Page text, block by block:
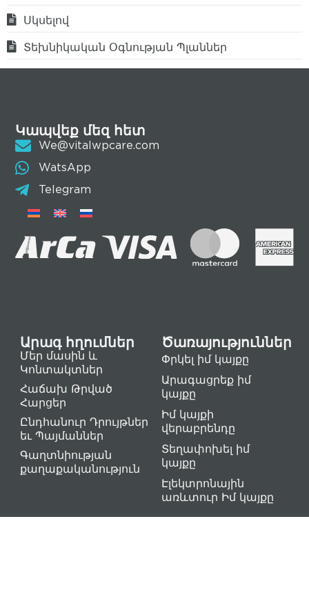
Սկսելով
Տեխնիկական Օգնության Պլաններ
Ծառայություններ
Փրկել իմ կայքը
Արագացրեք իմ
կայքը
Իմ կայքի
վերաբրենդը
Տեղափոխել իմ
կայքը
Էլեկտրոնային
առևտուր Իմ կայքը
Արագ հղումներ
Մեր մասին և
Կոնտակտներ
Հաճախ Թրված
Հարցեր
Ընդհանուր Դրույթներ
եւ Պայմաններ
Գաղտնիության
քաղաքականություն
Կապվեք մեզ հետ
We@vitalwpcare.com
WatsApp
Telegram